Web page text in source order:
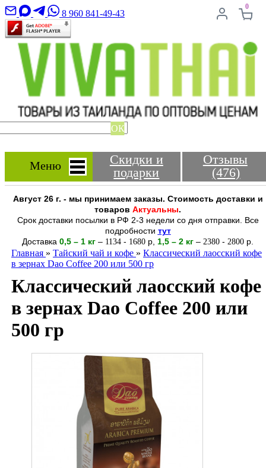
8 960 841-49-43
0
ОК
Меню
Скидки и
подарки
Отзывы
(476)
Август 26 г. - мы принимаем заказы. Стоимость доставки и
товаров Актуальны.
Срок доставки посылки в РФ 2-3 недели со дня отправки. Все
подробности тут
Доставка 0,5 – 1 кг – 1134 - 1680 р 1,5 – 2 кг – 2380 - 2800 р.
Главная » Тайский чай и кофе » Классический лаосский кофе
в зернах Dao Coffee 200 или 500 гр
Классический лаосский кофе
в зернах Dao Coffee 200 или
500 гр